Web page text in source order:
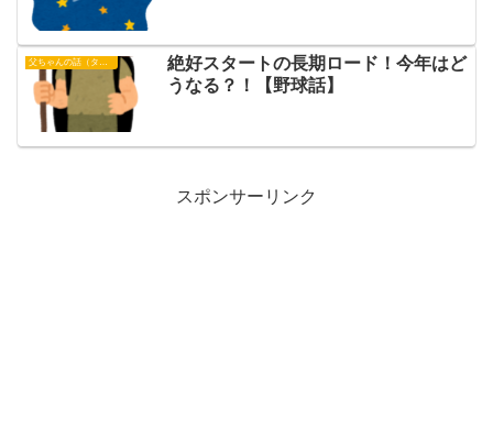
父ちゃんの話（タイガース）
絶好スタートの長期ロード！今年はど
うなる？！【野球話】
スポンサーリンク